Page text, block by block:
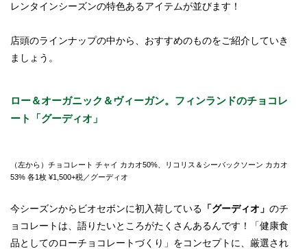
レンタインシーズンの特色あるアイテムが並びます！
店頭のラインナップの中から、おすすめのものをご紹介していき
ましょう。
ロー＆オーガニック＆ヴィーガン。フィンランドのチョコレ
ート「グーディオ」
（左から）チョコレート チャイ カカオ50%、リコリス＆シーバックソーン カカオ
53% 各1枚 ¥1,500+税／グーディオ
今シーズンからビオセボンに初入荷している 「グーディオ」 のチ
ョコレートは、語りたいところがたくさんあるんです！「健康食
品としてのローチョコレートづくり」をコンセプトに、厳選され